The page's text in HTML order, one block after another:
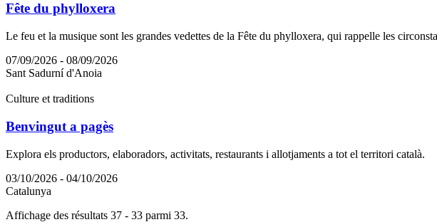
Fête du phylloxera
Le feu et la musique sont les grandes vedettes de la Fête du phylloxera, qui rappelle les
07/09/2026 - 08/09/2026
Sant Sadurní d'Anoia
Culture et traditions
Benvingut a pagès
Explora els productors, elaboradors, activitats, restaurants i allotjaments a tot el territori català.
03/10/2026 - 04/10/2026
Catalunya
Affichage des résultats 37 - 33 parmi 33.